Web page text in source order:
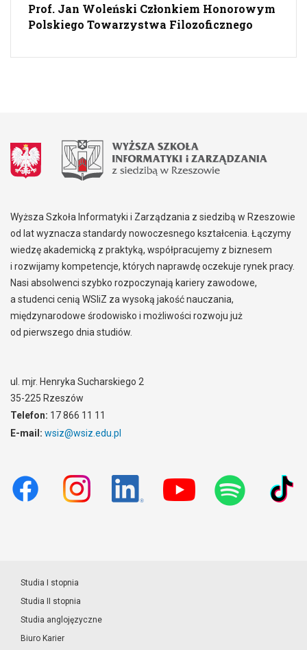
Prof. Jan Woleński Członkiem Honorowym
Polskiego Towarzystwa Filozoficznego
Wyższa Szkoła Informatyki i Zarządzania z siedzibą w Rzeszowie
od lat wyznacza standardy nowoczesnego kształcenia. Łączymy
wiedzę akademicką z praktyką, współpracujemy z biznesem
i rozwijamy kompetencje, których naprawdę oczekuje rynek pracy.
Nasi absolwenci szybko rozpoczynają kariery zawodowe,
a studenci cenią WSIiZ za wysoką jakość nauczania,
międzynarodowe środowisko i możliwości rozwoju już
od pierwszego dnia studiów.
ul. mjr. Henryka Sucharskiego 2
35-225 Rzeszów
Telefon: 17 866 11 11
E-mail: wsiz@wsiz.edu.pl
Studia I stopnia
Studia II stopnia
Studia anglojęzyczne
Biuro Karier